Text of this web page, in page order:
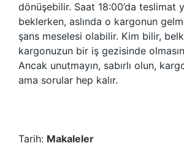
dönüşebilir. Saat 18:00’da teslimat
beklerken, aslında o kargonun
şans meselesi olabilir. Kim bilir,
kargonuzun bir iş gezisinde
Ancak unutmayın, sabırlı olun,
ama sorular hep kalır.
Tarih: Makaleler